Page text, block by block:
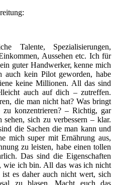
Talente, Spezialisierungen,
Aussehen etc. Ich für
guter Handwerker, kenne mich
kein Pilot geworden, habe
keine Millionen. All das sind
auch auf dich – zutreffen.
die man nicht hat? Was bringt
konzentrieren? – Richtig, gar
sich zu verbessern – klar.
die Sachen die man kann und
mich super mit Ernährung aus,
zu leisten, habe einen tollen
Das sind die Eigenschaften
wie ich bin. All das was ich nicht
es daher auch nicht wert, sich
zu blasen. Macht euch das